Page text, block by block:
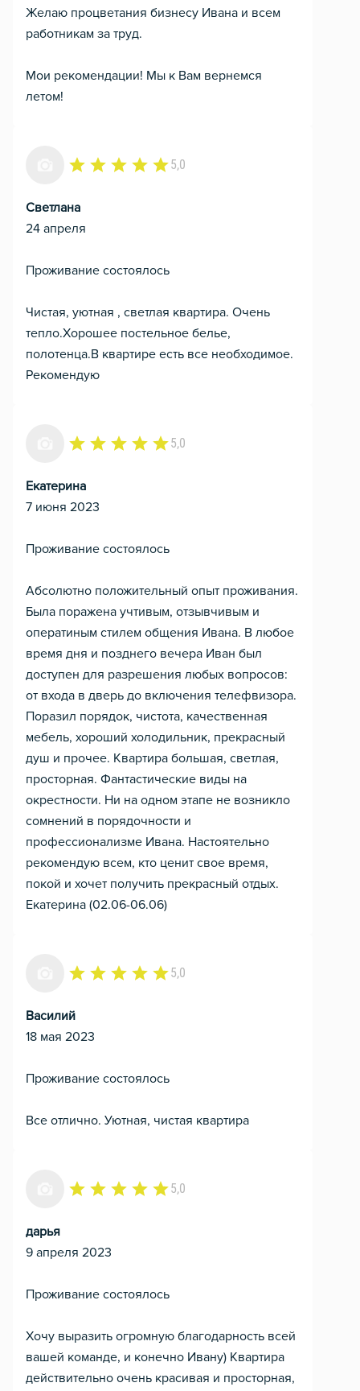
Желаю процветания бизнесу Ивана и всем
работникам за труд.
Мои рекомендации! Мы к Вам вернемся
летом!
5,0
Светлана
24 апреля
Проживание состоялось
Чистая, уютная , светлая квартира. Очень
тепло.Хорошее постельное белье,
полотенца.В квартире есть все необходимое.
Рекомендую
5,0
Екатерина
7 июня 2023
Проживание состоялось
Абсолютно положительный опыт проживания.
Была поражена учтивым, отзывчивым и
оператиным стилем общения Ивана. В любое
время дня и позднего вечера Иван был
доступен для разрешения любых вопросов:
от входа в дверь до включения телефвизора.
Поразил порядок, чистота, качественная
мебель, хороший холодильник, прекрасный
душ и прочее. Квартира большая, светлая,
просторная. Фантастические виды на
окрестности. Ни на одном этапе не возникло
сомнений в порядочности и
профессионализме Ивана. Настоятельно
рекомендую всем, кто ценит свое время,
покой и хочет получить прекрасный отдых.
Екатерина (02.06-06.06)
5,0
Василий
18 мая 2023
Проживание состоялось
Все отлично. Уютная, чистая квартира
5,0
дарья
9 апреля 2023
Проживание состоялось
Хочу выразить огромную благодарность всей
вашей команде, и конечно Ивану) Квартира
действительно очень красивая и просторная,